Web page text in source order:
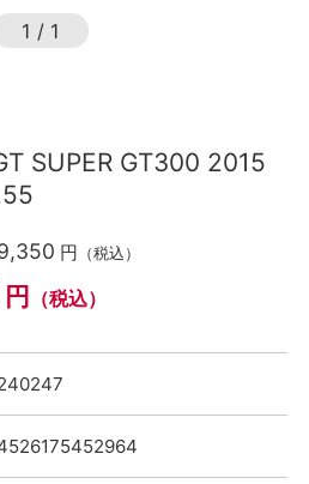
1 / 1
SUPER GT300 2015
円 （税込）
円 （税込）